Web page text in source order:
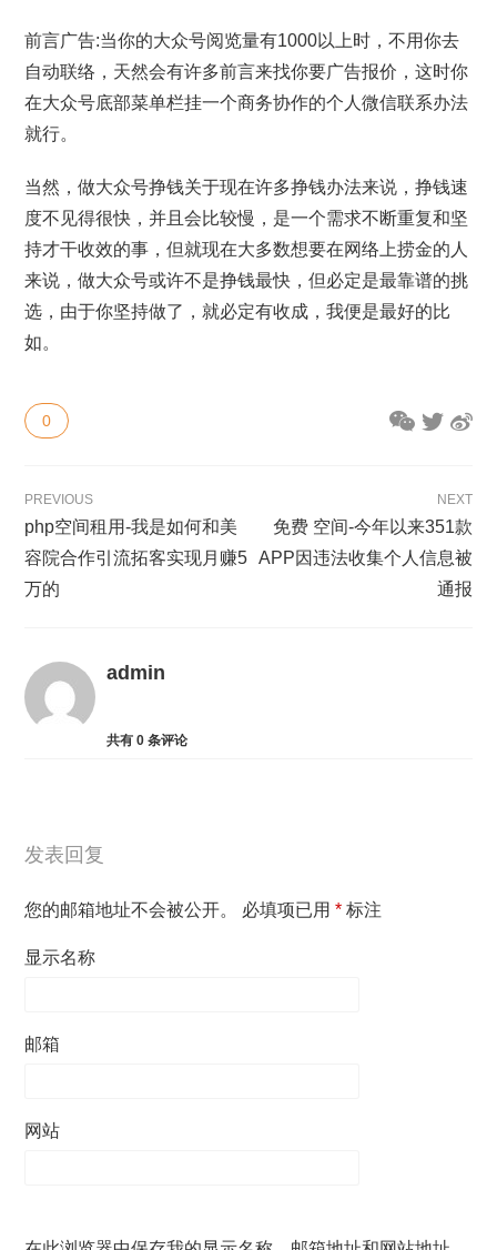
前言广告:当你的大众号阅览量有1000以上时，不用你去
自动联络，天然会有许多前言来找你要广告报价，这时你
在大众号底部菜单栏挂一个商务协作的个人微信联系办法
就行。
当然，做大众号挣钱关于现在许多挣钱办法来说，挣钱速
度不见得很快，并且会比较慢，是一个需求不断重复和坚
持才干收效的事，但就现在大多数想要在网络上捞金的人
来说，做大众号或许不是挣钱最快，但必定是最靠谱的挑
选，由于你坚持做了，就必定有收成，我便是最好的比
如。
0
PREVIOUS
php空间租用-我是如何和美
容院合作引流拓客实现月赚5
万的
NEXT
免费 空间-今年以来351款
APP因违法收集个人信息被
通报
admin
共有0 条评论
发表回复
您的邮箱地址不会被公开。 必填项已用* 标注
显示名称
邮箱
网站